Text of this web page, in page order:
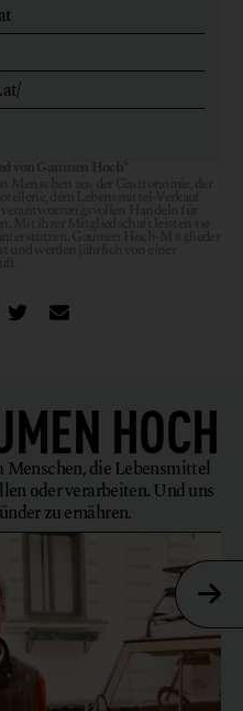
HOCH
Menschen, die Lebensmittel
oder verarbeiten. Und uns
zu ernähren.